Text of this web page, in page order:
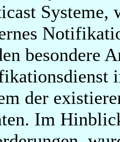
Systeme,
besondere
der
Im